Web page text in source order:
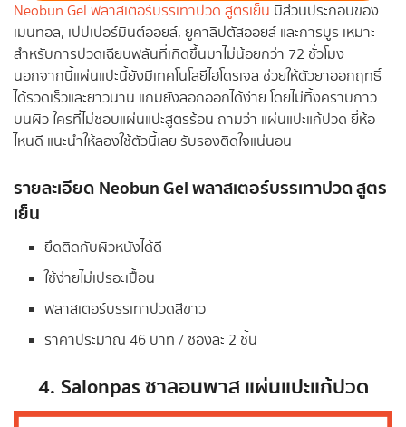
Neobun Gel พลาสเตอร์บรรเทาปวด สูตรเย็น มีส่วนประกอบของ
เมนทอล, เปปเปอร์มินต์ออยล์, ยูคาลิปตัสออยล์ และการบูร เหมาะ
สำหรับการปวดเฉียบพลันที่เกิดขึ้นมาไม่น้อยกว่า 72 ชั่วโมง
นอกจากนี้แผ่นแปะนี้ยังมีเทคโนโลยีไฮโดรเจล ช่วยให้ตัวยาออกฤทธิ์
ได้รวดเร็วและยาวนาน แถมยังลอกออกได้ง่าย โดยไม่ทิ้งคราบกาว
บนผิว ใครที่ไม่ชอบแผ่นแปะสูตรร้อน ถามว่า แผ่นแปะแก้ปวด ยี่ห้อ
ไหนดี แนะนำให้ลองใช้ตัวนี้เลย รับรองติดใจแน่นอน
รายละเอียดNeobun Gel พลาสเตอร์บรรเทาปวด สูตร
เย็น
ยึดติดกับผิวหนังได้ดี
ใช้ง่ายไม่เปรอะเปื้อน
พลาสเตอร์บรรเทาปวดสีขาว
ราคาประมาณ 46 บาท / ซองละ 2 ชิ้น
4. Salonpas ซาลอนพาส แผ่นแปะแก้ปวด